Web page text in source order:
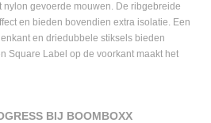
gevoerde mouwen. De ribgebreide
en bieden bovendien extra isolatie. Een
en driedubbele stiksels bieden
Square Label op de voorkant maakt het
BIJ BOOMBOXX